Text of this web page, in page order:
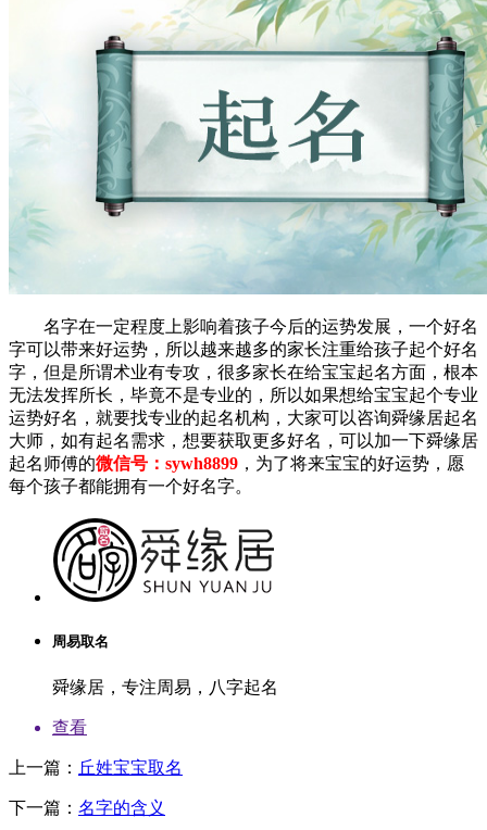
名字在一定程度上影响着孩子今后的运势发展，一个好名
字可以带来好运势，所以越来越多的家长注重给孩子起个好名
字，但是所谓术业有专攻，很多家长在给宝宝起名方面，根本
无法发挥所长，毕竟不是专业的，所以如果想给宝宝起个专业
运势好名，就要找专业的起名机构，大家可以咨询舜缘居起名
大师，如有起名需求，想要获取更多好名，可以加一下舜缘居
起名师傅的微信号：sywh8899 ，为了将来宝宝的好运势，愿
每个孩子都能拥有一个好名字。
周易取名
舜缘居，专注周易，八字起名
查看
上一篇： 丘姓宝宝取名
下一篇： 名字的含义